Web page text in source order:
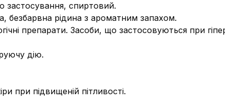
застосування, спиртовий.
безбарвна рідина з ароматним запахом.
препарати. Засоби, що застосовуються при
дію.
при підвищеній пітливості.